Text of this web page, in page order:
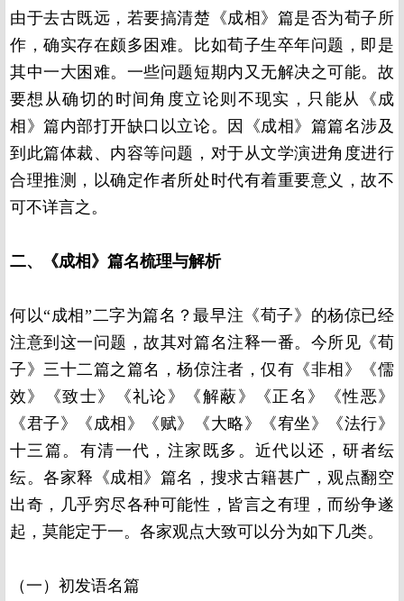
由于去古既远，若要搞清楚《成相》篇是否为荀子所
作，确实存在颇多困难。比如荀子生卒年问题，即是
其中一大困难。一些问题短期内又无解决之可能。故
要想从确切的时间角度立论则不现实，只能从《成
相》篇内部打开缺口以立论。因《成相》篇篇名涉及
到此篇体裁、内容等问题，对于从文学演进角度进行
合理推测，以确定作者所处时代有着重要意义，故不
可不详言之。
二、《成相》篇名梳理与解析
何以“成相”二字为篇名？最早注《荀子》的杨倞已经
注意到这一问题，故其对篇名注释一番。今所见《荀
子》三十二篇之篇名，杨倞注者，仅有《非相》《儒
效》《致士》《礼论》《解蔽》《正名》《性恶》
《君子》《成相》《赋》《大略》《宥坐》《法行》
十三篇。有清一代，注家既多。近代以还，研者纭
纭。各家释《成相》篇名，搜求古籍甚广，观点翻空
出奇，几乎穷尽各种可能性，皆言之有理，而纷争遂
起，莫能定于一。各家观点大致可以分为如下几类。
（一）初发语名篇